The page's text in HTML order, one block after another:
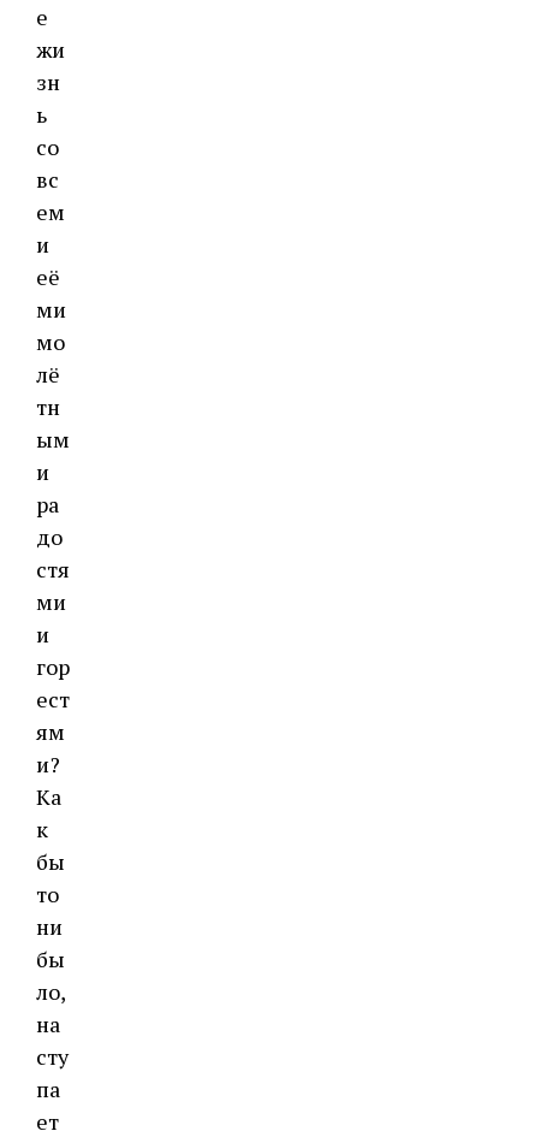
е
жи
зн
ь
со
вс
ем
и
её
ми
мо
лё
тн
ым
и
ра
до
стя
ми
и
гор
ест
ям
и?
Ка
к
бы
то
ни
бы
ло,
на
сту
па
ет